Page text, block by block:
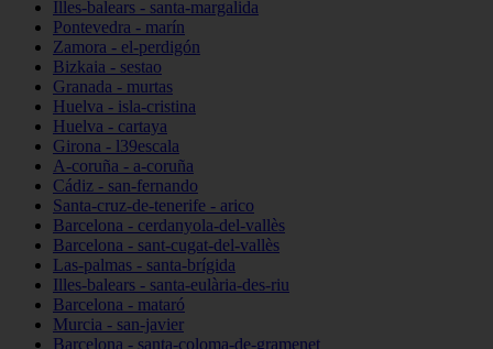
Illes-balears - santa-margalida
Pontevedra - marín
Zamora - el-perdigón
Bizkaia - sestao
Granada - murtas
Huelva - isla-cristina
Huelva - cartaya
Girona - l39escala
A-coruña - a-coruña
Cádiz - san-fernando
Santa-cruz-de-tenerife - arico
Barcelona - cerdanyola-del-vallès
Barcelona - sant-cugat-del-vallès
Las-palmas - santa-brígida
Illes-balears - santa-eulària-des-riu
Barcelona - mataró
Murcia - san-javier
Barcelona - santa-coloma-de-gramenet